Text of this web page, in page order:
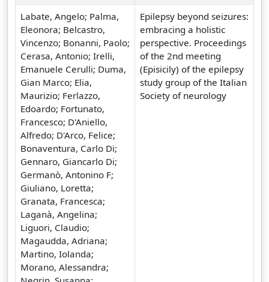
Labate, Angelo; Palma,
Eleonora; Belcastro,
Vincenzo; Bonanni, Paolo;
Cerasa, Antonio; Irelli,
Emanuele Cerulli; Duma,
Gian Marco; Elia,
Maurizio; Ferlazzo,
Edoardo; Fortunato,
Francesco; D'Aniello,
Alfredo; D'Arco, Felice;
Bonaventura, Carlo Di;
Gennaro, Giancarlo Di;
Germanò, Antonino F;
Giuliano, Loretta;
Granata, Francesca;
Laganà, Angelina;
Liguori, Claudio;
Magaudda, Adriana;
Martino, Iolanda;
Morano, Alessandra;
Epilepsy beyond seizures:
embracing a holistic
perspective. Proceedings
of the 2nd meeting
(Episicily) of the epilepsy
study group of the Italian
Society of neurology